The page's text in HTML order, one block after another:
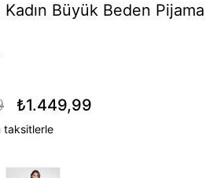
Büyük Beden Pijama
₺1.449,99
taksitlerle